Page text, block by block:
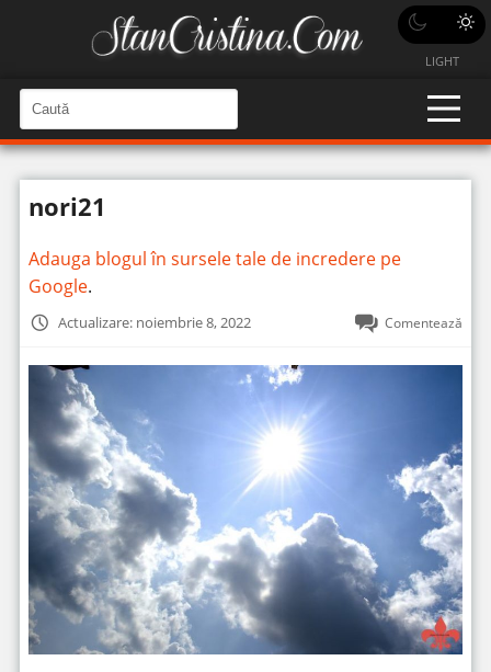
LIGHT
a
u
t
n
C
a
u
î
n
t
nori21
Adauga blogul în sursele tale de incredere pe
Google.
Actualizare: noiembrie 8, 2022 Comentează